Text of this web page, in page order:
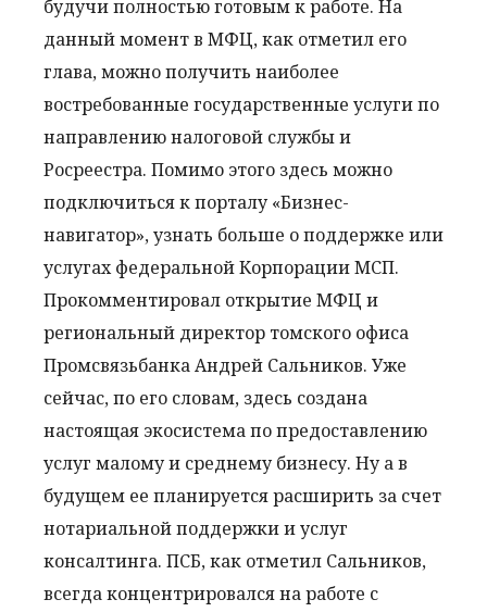
будучи полностью готовым к работе. На
данный момент в МФЦ, как отметил его
глава, можно получить наиболее
востребованные государственные услуги по
направлению налоговой службы и
Росреестра. Помимо этого здесь можно
подключиться к порталу «Бизнес-
навигатор», узнать больше о поддержке или
услугах федеральной Корпорации МСП.
Прокомментировал открытие МФЦ и
региональный директор томского офиса
Промсвязьбанка Андрей Сальников. Уже
сейчас, по его словам, здесь создана
настоящая экосистема по предоставлению
услуг малому и среднему бизнесу. Ну а в
будущем ее планируется расширить за счет
нотариальной поддержки и услуг
консалтинга. ПСБ, как отметил Сальников,
всегда концентрировался на работе с